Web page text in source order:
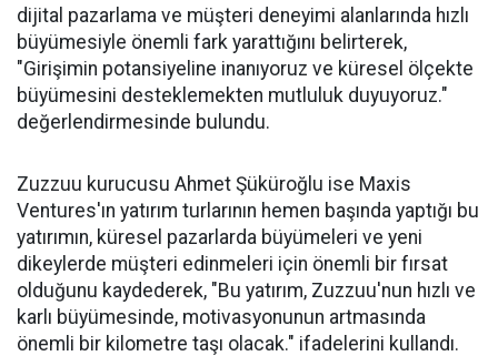
dijital pazarlama ve müşteri deneyimi alanlarında hızlı
büyümesiyle önemli fark yarattığını belirterek,
"Girişimin potansiyeline inanıyoruz ve küresel ölçekte
büyümesini desteklemekten mutluluk duyuyoruz."
değerlendirmesinde bulundu.
Zuzzuu kurucusu Ahmet Şüküroğlu ise Maxis
Ventures'ın yatırım turlarının hemen başında yaptığı bu
yatırımın, küresel pazarlarda büyümeleri ve yeni
dikeylerde müşteri edinmeleri için önemli bir fırsat
olduğunu kaydederek, "Bu yatırım, Zuzzuu'nun hızlı ve
karlı büyümesinde, motivasyonunun artmasında
önemli bir kilometre taşı olacak." ifadelerini kullandı.